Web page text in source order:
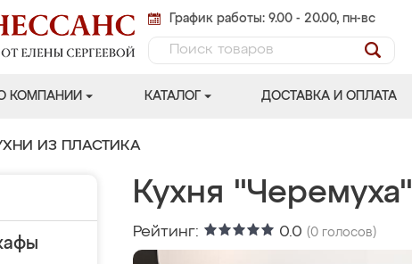
График работы: 9.00 - 20.00, пн-вс
КОМПАНИИ КАТАЛОГ ДОСТАВКА И ОПЛАТА
ИЗ ПЛАСТИКА
Кухня "Черемуха"
Рейтинг: 0.0 (0 голосов)